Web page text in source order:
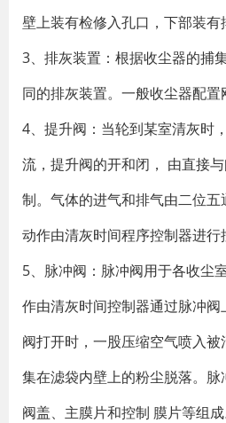
壁上装有检修入孔口，下部装有
3、排灰装置：根据收尘器的捕
同的排灰装置。一般收尘器配置
4、提升阀：当轮到某室清灰时
流，提升阀的开和闭， 由直接
制。气体的进气和排气由二位
动作由清灰时间程序控制器进行
5、脉冲阀：脉冲阀用于各收尘
作由清灰时间控制器通过脉冲
阀打开时，一股压缩空气喷入
集在滤袋内壁上的粉尘脱落。脉
阀盖、主膜片和控制 膜片等组成